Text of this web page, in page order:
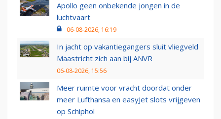
Apollo geen onbekende jongen in de
luchtvaart
06-08-2026, 16:19
In jacht op vakantiegangers sluit vliegveld
Maastricht zich aan bij ANVR
06-08-2026, 15:56
Meer ruimte voor vracht doordat onder
meer Lufthansa en easyJet slots vrijgeven
op Schiphol